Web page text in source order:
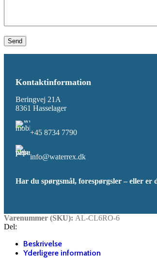
Kontaktinformation
Beringvej 21A
8361 Hasselager
+45 8734 7790
info@waterrex.dk
Har du spørgsmål, forespørgsler – eller
Varenummer (SKU): AL-CL6RO-6
Del:
Beskrivelse
Yderligere information